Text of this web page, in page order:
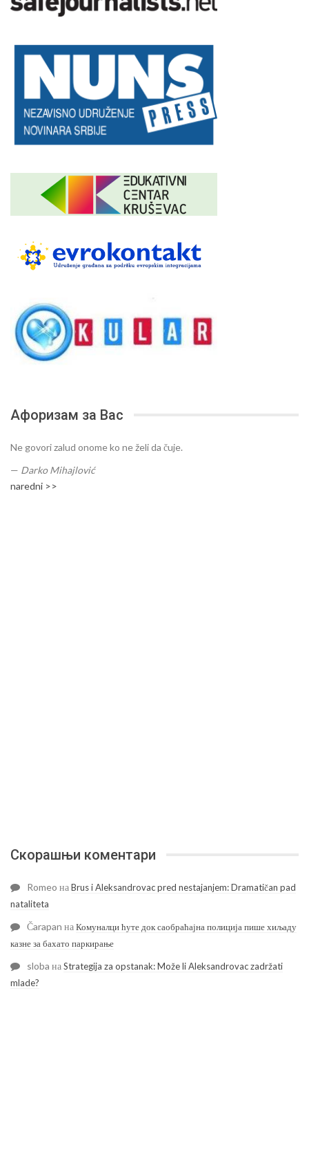
Афоризам за Вас
Ne govori zalud onome ko ne želi da čuje.
— Darko Mihajlović
naredni >>
Скорашњи коментари
Romeo наBrus i Aleksandrovac pred nestajanjem: Dramatičan pad
nataliteta
Čarapan наКомуналци ћуте док саобраћајна полиција пише хиљаду
казне за бахато паркирање
sloba наStrategija za opstanak: Može li Aleksandrovac zadržati
mlade?